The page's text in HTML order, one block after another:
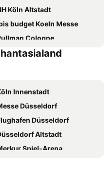
Köln Altstadt
budget Koeln Messe
Cologne
Koeln City
Cologne
Leonet
Marriott Hotel
HOTEL Köln-City
by Dorint Köln-Junkersdorf
Innenstadt
Düsseldorf
Düsseldorf
Altstadt
Spiel-Arena